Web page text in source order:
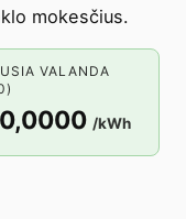
mokesčius.
VALANDA
/kWh